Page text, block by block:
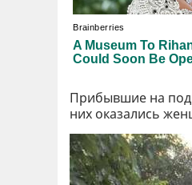
Прибывшие на
них оказались